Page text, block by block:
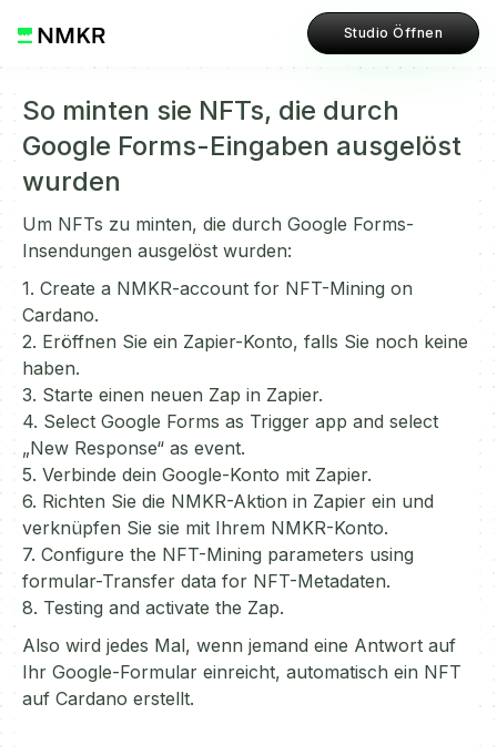
Studio Öffnen
So minten sie NFTs, die durch
Google Forms-Eingaben ausgelöst
wurden
Um NFTs zu minten, die durch Google Forms-
Insendungen ausgelöst wurden:
1. Create a NMKR-account for NFT-Mining on
Cardano.
2. Eröffnen Sie ein Zapier-Konto, falls Sie noch keine
haben.
3. Starte einen neuen Zap in Zapier.
4. Select Google Forms as Trigger app and select
„New Response“ as event.
5. Verbinde dein Google-Konto mit Zapier.
6. Richten Sie die NMKR-Aktion in Zapier ein und
verknüpfen Sie sie mit Ihrem NMKR-Konto.
7. Configure the NFT-Mining parameters using
formular-Transfer data for NFT-Metadaten.
8. Testing and activate the Zap.
Also wird jedes Mal, wenn jemand eine Antwort auf
Ihr Google-Formular einreicht, automatisch ein NFT
auf Cardano erstellt.